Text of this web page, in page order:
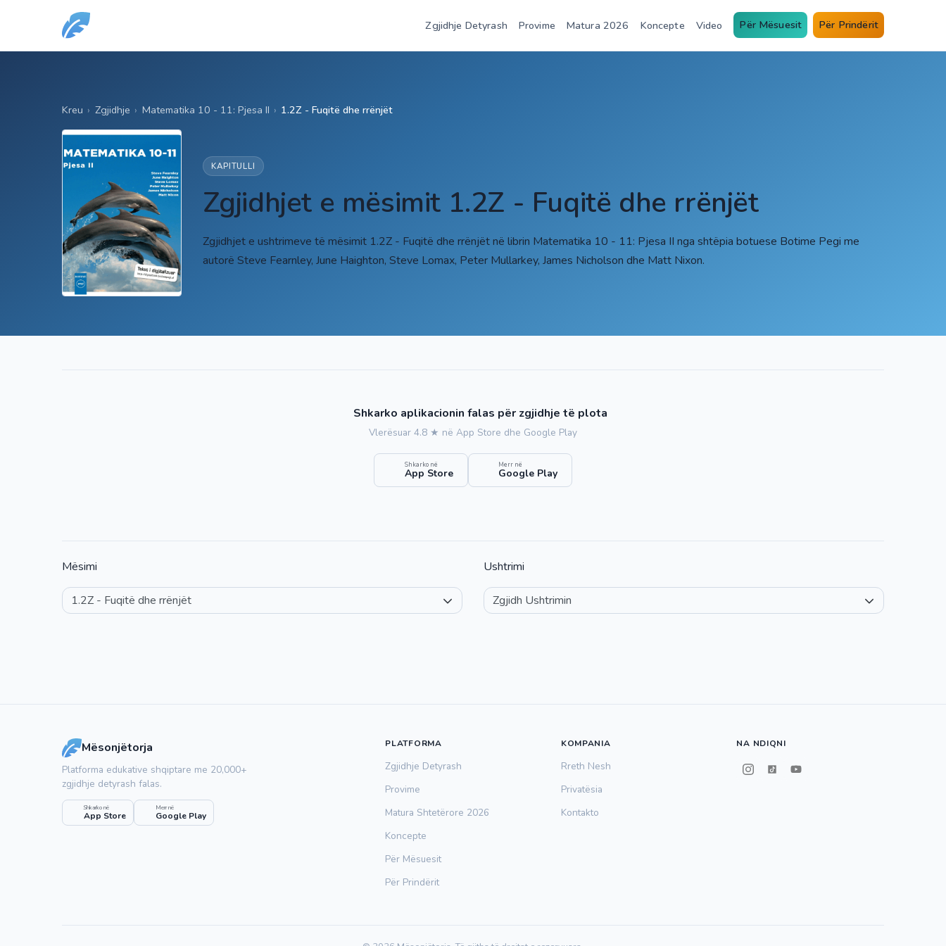
Zgjidhje Detyrash Provime Matura 2026 Koncepte Video Për Mësuesit Për Prindërit
Kreu › Zgjidhje › Matematika 10 - 11: Pjesa II › 1.2Z - Fuqitë dhe rrënjët
KAPITULLI
Zgjidhjet e mësimit 1.2Z - Fuqitë dhe rrënjët
Zgjidhjet e ushtrimeve të mësimit 1.2Z - Fuqitë dhe rrënjët në librin Matematika 10 - 11: Pjesa II nga shtëpia botuese Botime Pegi me
autorë Steve Fearnley, June Haighton, Steve Lomax, Peter Mullarkey, James Nicholson dhe Matt Nixon.
Shkarko aplikacionin falas për zgjidhje të plota
Vlerësuar 4.8 ★ në App Store dhe Google Play
Shkarko në
App Store
Merr në
Google Play
Mësimi Ushtrimi
Mësonjëtorja
Platforma edukative shqiptare me 20,000+
zgjidhje detyrash falas.
Shkarko në
App Store
Merr në
Google Play
PLATFORMA
Zgjidhje Detyrash
Provime
Matura Shtetërore 2026
Koncepte
Për Mësuesit
Për Prindërit
KOMPANIA
Rreth Nesh
Privatësia
Kontakto
NA NDIQNI